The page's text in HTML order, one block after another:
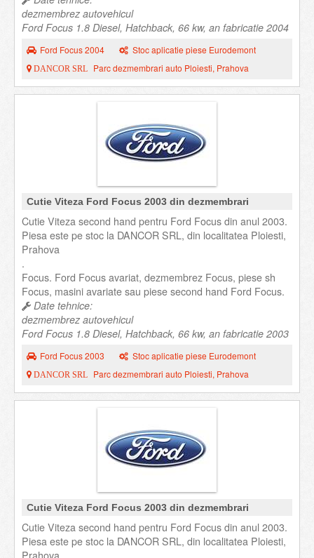
dezmembrez autovehicul
Ford Focus 1.8 Diesel, Hatchback, 66 kw, an fabricatie 2004
Ford Focus 2004 Stoc aplicatie piese Eurodemont
DANCOR SRL Parc dezmembrari auto Ploiesti, Prahova
Cutie Viteza Ford Focus 2003 din dezmembrari
Cutie Viteza second hand pentru Ford Focus din anul 2003.
Piesa este pe stoc la DANCOR SRL, din localitatea Ploiesti,
Prahova
.
Focus. Ford Focus avariat, dezmembrez Focus, piese sh
Focus, masini avariate sau piese second hand Ford Focus.
Date tehnice:
dezmembrez autovehicul
Ford Focus 1.8 Diesel, Hatchback, 66 kw, an fabricatie 2003
Ford Focus 2003 Stoc aplicatie piese Eurodemont
DANCOR SRL Parc dezmembrari auto Ploiesti, Prahova
Cutie Viteza Ford Focus 2003 din dezmembrari
Cutie Viteza second hand pentru Ford Focus din anul 2003.
Piesa este pe stoc la DANCOR SRL, din localitatea Ploiesti,
Prahova